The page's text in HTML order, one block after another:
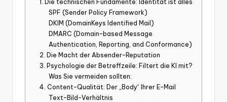
1. Die technischen Fundamente: Identität ist alles
SPF (Sender Policy Framework)
DKIM (DomainKeys Identified Mail)
DMARC (Domain-based Message
Authentication, Reporting, and Conformance)
2. Die Macht der Absender-Reputation
3. Psychologie der Betreffzeile: Filtert die KI mit?
Was Sie vermeiden sollten:
4. Content-Qualität: Der „Body“ Ihrer E-Mail
Text-Bild-Verhältnis